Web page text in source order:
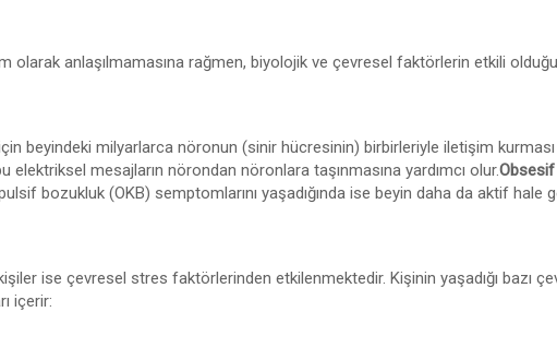
olarak anlaşılmamasına rağmen, biyolojik ve çevresel faktörlerin etkili
beyindeki milyarlarca nöronun (sinir hücresinin) birbirleriyle iletişim
mesajların nörondan nöronlara taşınmasına yardımcı olur.
bozukluk (OKB) semptomlarını yaşadığında ise beyin daha da aktif hale
ise çevresel stres faktörlerinden etkilenmektedir. Kişinin yaşadığı bazı
içerir: